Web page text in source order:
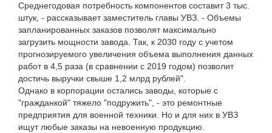
Среднегодовая потребность компонентов составит 3 тыс.
штук, - рассказывает заместитель главы УВЗ. - Объемы
запланированных заказов позволят максимально
загрузить мощности завода. Так, к 2030 году с учетом
прогнозируемого увеличения объема выполнения данных
работ в 4,5 раза (в сравнении с 2019 годом) позволит
достичь выручки свыше 1,2 млрд рублей".
Однако в корпорации остались заводы, которые с
"гражданкой" тяжело "подружить", - это ремонтные
предприятия для военной техники. Но и для них в УВЗ
ищут любые заказы на невоенную продукцию.